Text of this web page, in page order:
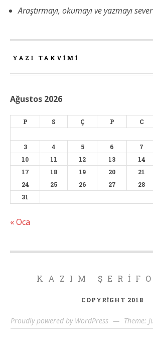
Araştırmayı, okumayı ve yazmayı sever
YAZI TAKVIMI
Ağustos 2026
P S Ç P C
3
4 5 6 7
10
11 12 13 14
17
18 19 20 21
24
25 26 27 28
31
« Oca
KAZIM
COPYRIGHT 2018
Proudly powered by WordPress — Theme: